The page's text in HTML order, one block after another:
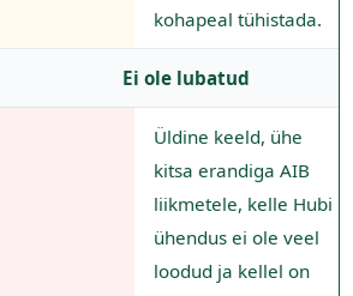
kohapeal tühistada.
Ei ole lubatud
Üldine keeld, ühe
kitsa erandiga AIB
liikmetele, kelle Hubi
ühendus ei ole veel
loodud ja kellel on